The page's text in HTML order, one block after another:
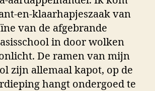
en-klaarhapjeszaak van
van de afgebrande
in door wolken
De ramen van mijn
zijn allemaal kapot, op de
hangt ondergoed te